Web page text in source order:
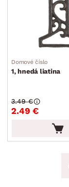
Domové číslo
1, hnedá liatina
2.49 €
3.49 €